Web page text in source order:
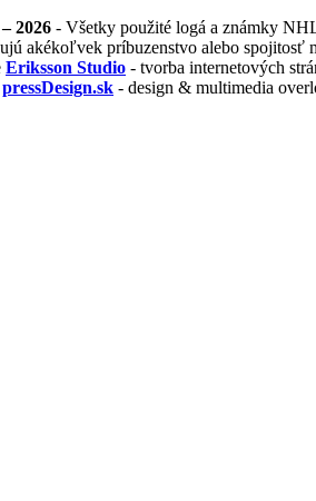
2026 - Všetky použité logá a známky
akékoľvek príbuzenstvo alebo spojitosť
Eriksson Studio - tvorba internetových
pressDesign.sk - design & multimedia